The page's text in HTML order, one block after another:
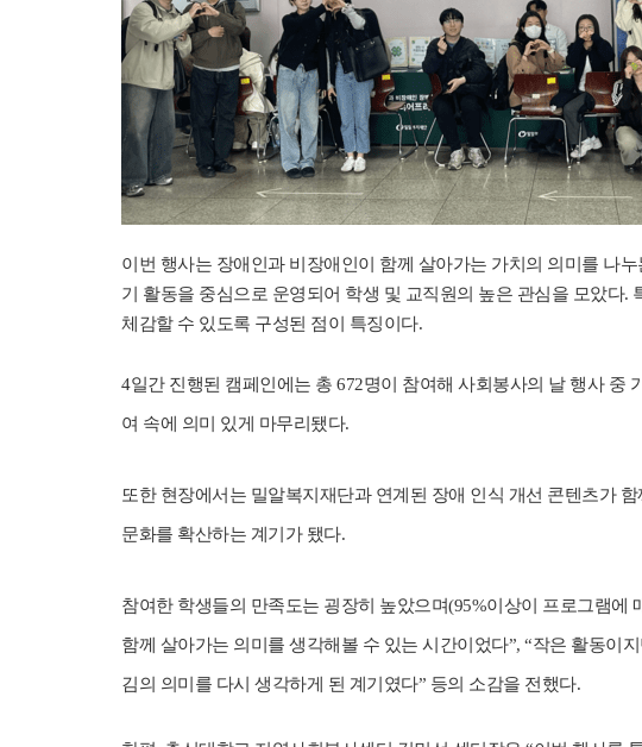
이번 행사는 장애인과 비장애인이 함께 살아가는 가치의 의미를 나
기 활동을 중심으로 운영되어 학생 및 교직원의 높은 관심을 모았다.
체감할 수 있도록 구성된 점이 특징이다.
4일간 진행된 캠페인에는 총 672명이 참여해 사회봉사의 날 행사 중
여 속에 의미 있게 마무리됐다.
또한 현장에서는 밀알복지재단과 연계된 장애 인식 개선 콘텐츠가
문화를 확산하는 계기가 됐다.
참여한 학생들의 만족도는 굉장히 높았으며(95%이상이 프로그램에
함께 살아가는 의미를 생각해볼 수 있는 시간이었다”, “작은 활동이
김의 의미를 다시 생각하게 된 계기였다” 등의 소감을 전했다.